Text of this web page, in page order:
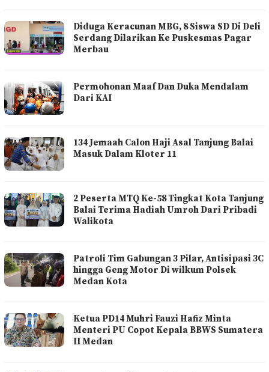
Diduga Keracunan MBG, 8 Siswa SD Di Deli
Serdang Dilarikan Ke Puskesmas Pagar
Merbau
Permohonan Maaf Dan Duka Mendalam
Dari KAI
134 Jemaah Calon Haji Asal Tanjung Balai
Masuk Dalam Kloter 11
2 Peserta MTQ Ke-58 Tingkat Kota Tanjung
Balai Terima Hadiah Umroh Dari Pribadi
Walikota
Patroli Tim Gabungan 3 Pilar, Antisipasi 3C
hingga Geng Motor Di wilkum Polsek
Medan Kota
Ketua PD14 Muhri Fauzi Hafiz Minta
Menteri PU Copot Kepala BBWS Sumatera
II Medan